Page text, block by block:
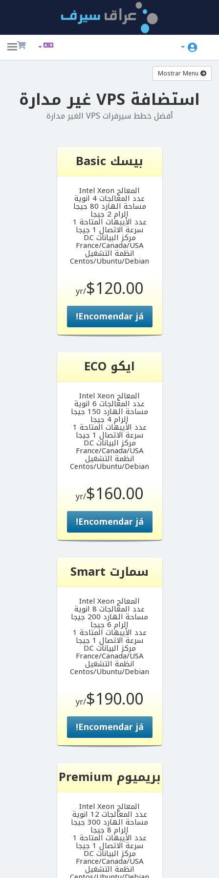
استضافة VPS غير مدارة
أفضل خطط سيرفرات VPS الغير مدارة
بيسك Basic
المعالج Intel Xeon
عدد المعالجات 4 انوية
مساحة الهارد 80 جيجا
الرام 2 جيجا
عدد الأيبهات المتاحة 1
سرعة الاتصال 1 جيجا
مركز البيانات D.C
France/Canada/USA
انظمة التشغيل
Centos/Ubuntu/Debian
$120.00
/yr
Encomendar já!
ايكو ECO
المعالج Intel Xeon
عدد المعالجات 6 انوية
مساحة الهارد 150 جيجا
الرام 4 جيجا
عدد الأيبهات المتاحة 1
سرعة الاتصال 1 جيجا
مركز البيانات D.C
France/Canada/USA
انظمة التشغيل
Centos/Ubuntu/Debian
$160.00
/yr
Encomendar já!
سمارت Smart
المعالج Intel Xeon
عدد المعالجات 8 انوية
مساحة الهارد 200 جيجا
الرام 6 جيجا
عدد الأيبهات المتاحة 1
سرعة الاتصال 1 جيجا
مركز البيانات D.C
France/Canada/USA
انظمة التشغيل
Centos/Ubuntu/Debian
$190.00
/yr
Encomendar já!
بريميوم Premium
المعالج Intel Xeon
عدد المعالجات 12 انوية
مساحة الهارد 300 جيجا
الرام 8 جيجا
عدد الأيبهات المتاحة 1
سرعة الاتصال 1 جيجا
مركز البيانات D.C
France/Canada/USA
انظمة التشغيل